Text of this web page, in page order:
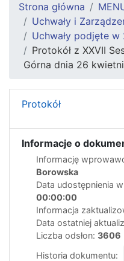
Strona główna
Uchwały i
Uchwały podjęte w
Protokół z XXVII
Górna dnia 26
Protokół
Informacje o
Informację
Borowska
Data udostępnienia w
00:00:00
Informacja
Data ostatniej
Liczba odsłon: 3606
Historia dokumentu: